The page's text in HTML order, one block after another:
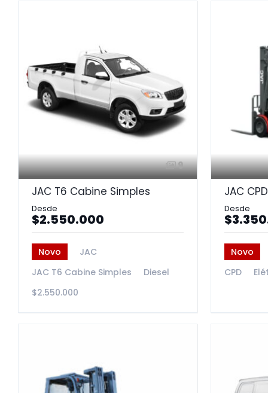
9
JAC T6 Cabine Simples
$2.550.000
Novo
JAC
JAC T6 Cabine Simples
Diesel
$2.550.000
JAC
Novo
CPD